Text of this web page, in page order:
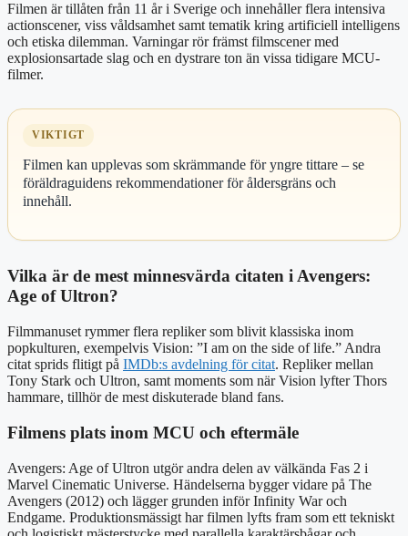
Filmen är tillåten från 11 år i Sverige och innehåller flera intensiva
actionscener, viss våldsamhet samt tematik kring artificiell intelligens
och etiska dilemman. Varningar rör främst filmscener med
explosionsartade slag och en dystrare ton än vissa tidigare MCU-
filmer.
VIKTIGT
Filmen kan upplevas som skrämmande för yngre tittare – se
föräldraguidens rekommendationer för åldersgräns och
innehåll.
Vilka är de mest minnesvärda citaten i Avengers:
Age of Ultron?
Filmmanuset rymmer flera repliker som blivit klassiska inom
popkulturen, exempelvis Vision: ”I am on the side of life.” Andra
citat sprids flitigt på IMDb:s avdelning för citat. Repliker mellan
Tony Stark och Ultron, samt moments som när Vision lyfter Thors
hammare, tillhör de mest diskuterade bland fans.
Filmens plats inom MCU och eftermäle
Avengers: Age of Ultron utgör andra delen av välkända Fas 2 i
Marvel Cinematic Universe. Händelserna bygger vidare på The
Avengers (2012) och lägger grunden inför Infinity War och
Endgame. Produktionsmässigt har filmen lyfts fram som ett tekniskt